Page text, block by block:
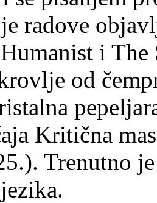
radove
Humanist i
od
Kritična
Trenutno